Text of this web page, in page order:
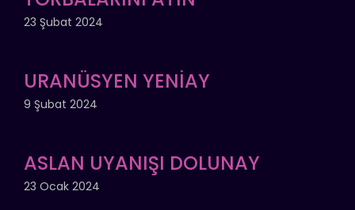
23 Şubat 2024
URANÜSYEN YENİAY
9 Şubat 2024
ASLAN UYANIŞI DOLUNAY
23 Ocak 2024